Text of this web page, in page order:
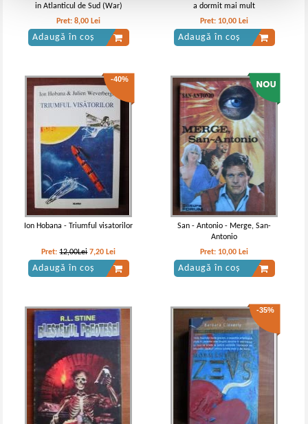
in Atlanticul de Sud (War)
Pret:8,00 Lei
Adaugă în coș
a dormit mai mult
Pret: 10,00 Lei
Adaugă în coș
-40%
Ion Hobana - Triumful visatorilor
Pret:12,00Lei 7,20 Lei
Adaugă în coș
San - Antonio - Merge, San-
Antonio
Pret: 10,00 Lei
Adaugă în coș
-35%